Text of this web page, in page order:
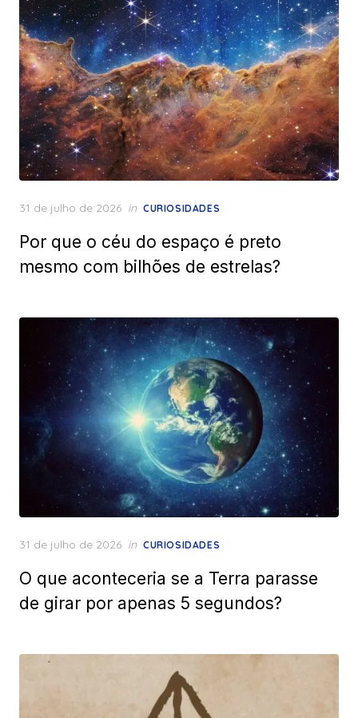
Posted
31 de julho de 2026 in CURIOSIDADES
Por que o céu do espaço é preto
mesmo com bilhões de estrelas?
Posted
31 de julho de 2026 in CURIOSIDADES
O que aconteceria se a Terra parasse
de girar por apenas 5 segundos?